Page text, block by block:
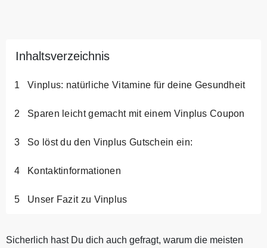
Inhaltsverzeichnis
Vinplus: natürliche Vitamine für deine Gesundheit
Sparen leicht gemacht mit einem Vinplus Coupon
So löst du den Vinplus Gutschein ein:
Kontaktinformationen
Unser Fazit zu Vinplus
Sicherlich hast Du dich auch gefragt, warum die meisten